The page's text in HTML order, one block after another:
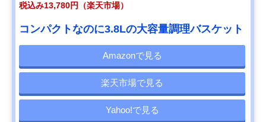
税込み13,780円（楽天市場）
コンパクトなのに3.8Lの大容量調理バスケット
Amazonで見る
楽天市場で見る
Yahoo!で見る